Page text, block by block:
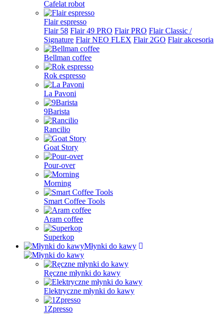
Cafelat robot
Flair espresso
Flair 58 Flair 49 PRO Flair PRO Flair Classic /
Signature Flair NEO FLEX Flair 2GO Flair akcesoria
Bellman coffee
Rok espresso
La Pavoni
9Barista
Rancilio
Goat Story
Pour-over
Morning
Smart Coffee Tools
Aram coffee
Superkop
Młynki do kawy
Ręczne młynki do kawy
Elektryczne młynki do kawy
1Zpresso